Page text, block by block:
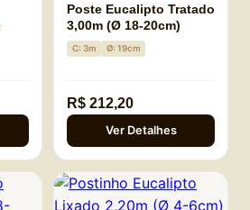
Poste Eucalipto Tratado
3,00m (Ø 18-20cm)
C: 3m Ø: 19cm
R$ 212,20
Ver Detalhes